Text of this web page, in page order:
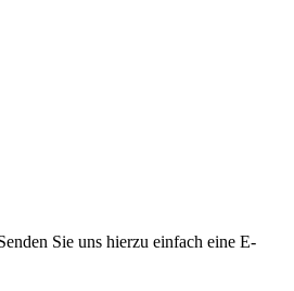
Sie uns hierzu einfach eine E-